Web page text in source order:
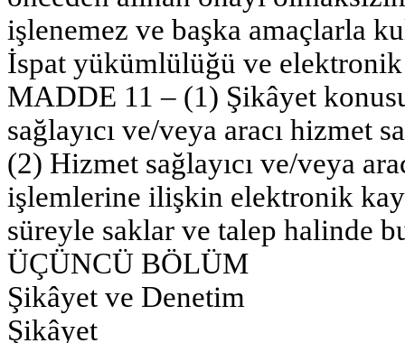
işlenemez ve başka amaçlarla
İspat yükümlülüğü ve elektronik
MADDE 11 – (1) Şikâyet
sağlayıcı ve/veya aracı hizmet
(2) Hizmet sağlayıcı ve/veya
işlemlerine ilişkin elektronik
süreyle saklar ve talep halinde
ÜÇÜNCÜ BÖLÜM
Şikâyet ve Denetim
Şikâyet